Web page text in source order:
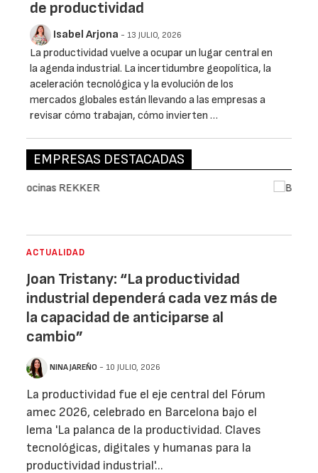
de productividad
Isabel Arjona - 13 JULIO, 2026
La productividad vuelve a ocupar un lugar central en
la agenda industrial. La incertidumbre geopolítica, la
aceleración tecnológica y la evolución de los
mercados globales están llevando a las empresas a
revisar cómo trabajan, cómo invierten …
EMPRESAS DESTACADAS
ACTUALIDAD
Joan Tristany: “La productividad
industrial dependerá cada vez más de
la capacidad de anticiparse al
cambio”
NINA JAREÑO - 10 JULIO, 2026
La productividad fue el eje central del Fórum
amec 2026, celebrado en Barcelona bajo el
lema 'La palanca de la productividad. Claves
tecnológicas, digitales y humanas para la
productividad industrial'...